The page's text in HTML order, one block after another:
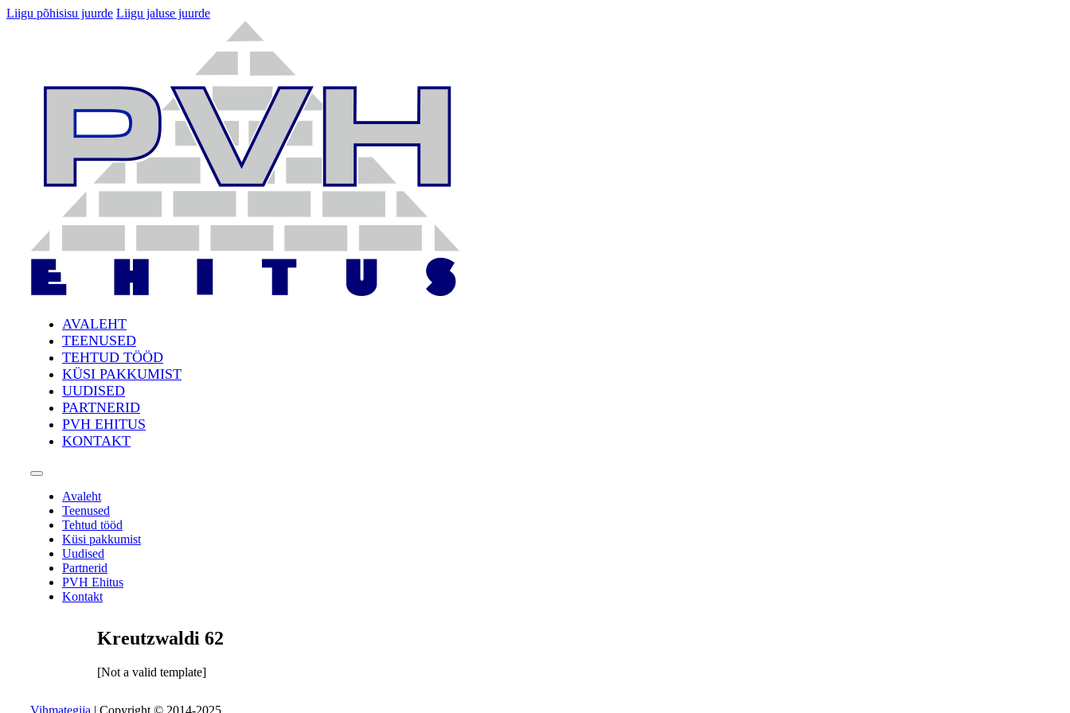
Liigu põhisisu juurde Liigu jaluse juurde
AVALEHT
TEENUSED
TEHTUD TÖÖD
KÜSI PAKKUMIST
UUDISED
PARTNERID
PVH EHITUS
KONTAKT
Avaleht
Teenused
Tehtud tööd
Küsi pakkumist
Uudised
Partnerid
PVH Ehitus
Kontakt
Kreutzwaldi 62
[Not a valid template]
Vihmategija | Copyright © 2014-2025